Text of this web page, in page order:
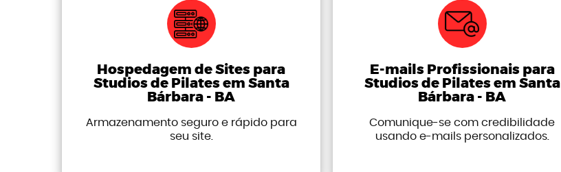
Hospedagem de Sites para
Studios de Pilates em Santa
Bárbara - BA
Armazenamento seguro e rápido para
seu site.
E-mails Profissionais para
Studios de Pilates em Santa
Bárbara - BA
Comunique-se com credibilidade
usando e-mails personalizados.